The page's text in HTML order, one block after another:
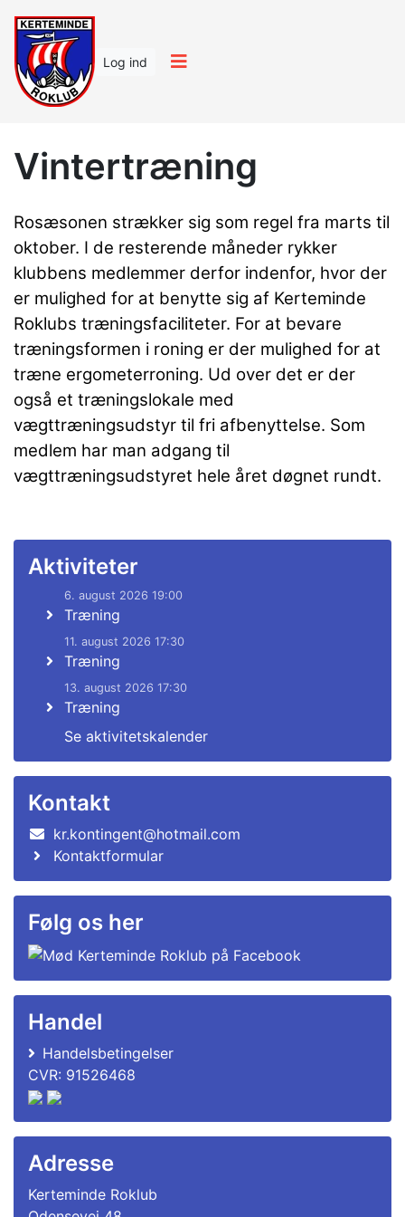
Log ind
Vintertræning
Rosæsonen strækker sig som regel fra marts til
oktober. I de resterende måneder rykker
klubbens medlemmer derfor indenfor, hvor der
er mulighed for at benytte sig af Kerteminde
Roklubs træningsfaciliteter. For at bevare
træningsformen i roning er der mulighed for at
træne ergometerroning. Ud over det er der
også et træningslokale med
vægttræningsudstyr til fri afbenyttelse. Som
medlem har man adgang til
vægttræningsudstyret hele året døgnet rundt.
Aktiviteter
6. august 2026 19:00
Træning
11. august 2026 17:30
Træning
13. august 2026 17:30
Træning
Se aktivitetskalender
Kontakt
kr.kontingent@hotmail.com
Kontaktformular
Følg os her
Handel
Handelsbetingelser
CVR: 91526468
Adresse
Kerteminde Roklub